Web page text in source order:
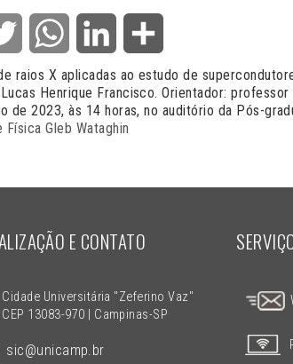
Twitter WhatsApp LinkedIn
raios X aplicadas ao estudo de
Henrique Francisco. Orientador:
de 2023, às 14 horas, no auditório da Pós-
Gleb Wataghin
E CONTATO
Cidade Universitária "Zeferino Vaz"
CEP 13083-970 | Campinas-SP
sic@unicamp.br